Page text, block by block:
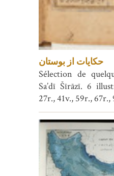
حکایات از بوستان
Sélection de
Sa’dī Šīrāzī. 6
27r., 41v., 59r., 67r.,